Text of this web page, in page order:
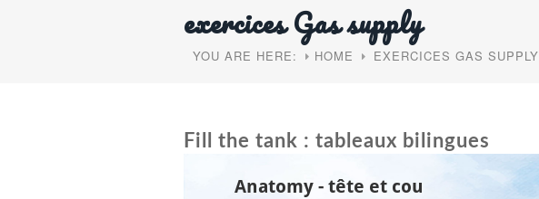
exercices Gas supply
YOU ARE HERE: HOME EXERCICES GAS SUPPLY
Fill the tank : tableaux bilingues